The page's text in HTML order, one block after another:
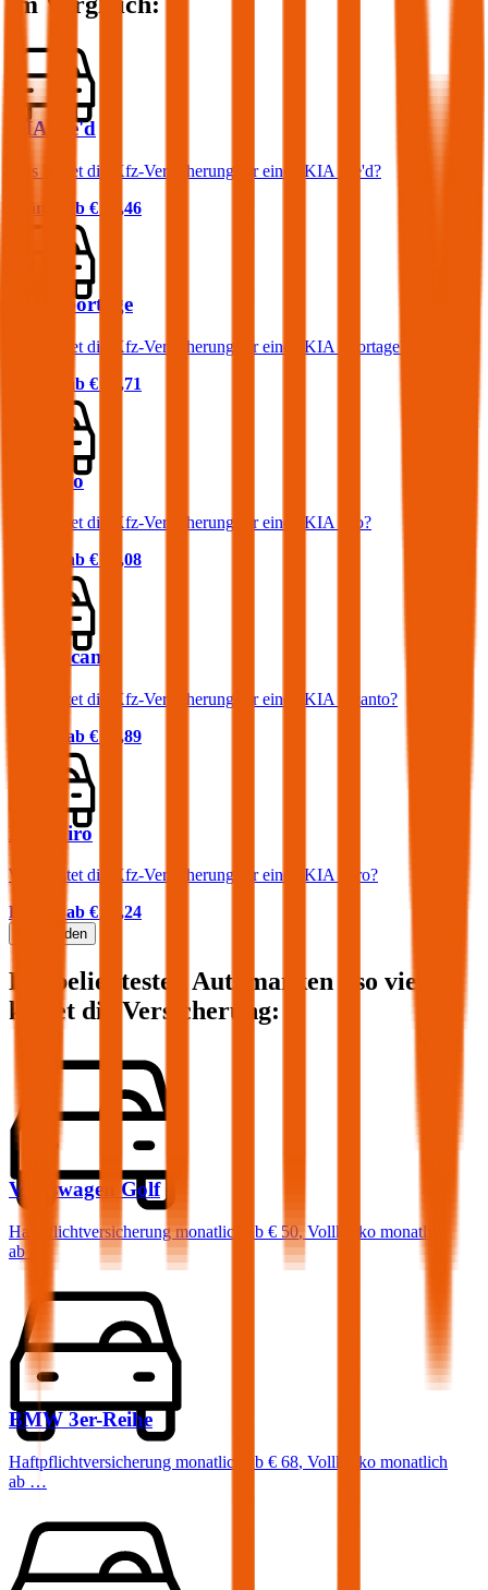
KIA cee'd
Was kostet die Kfz-Versicherung für einen KIA cee'd?
Prämie ab € 46,46
KIA Sportage
Was kostet die Kfz-Versicherung für einen KIA Sportage?
Prämie ab € 64,71
KIA Rio
Was kostet die Kfz-Versicherung für einen KIA Rio?
Prämie ab € 37,08
KIA Picanto
Was kostet die Kfz-Versicherung für einen KIA Picanto?
Prämie ab € 37,89
KIA Niro
Was kostet die Kfz-Versicherung für einen KIA Niro?
Prämie ab € 35,24
Mehr laden
Die beliebtesten Automarken - so viel
kostet die Versicherung:
Volkswagen Golf
Haftpflichtversicherung monatlich ab € 50,Vollkasko monatlich
ab …
BMW 3er-Reihe
Haftpflichtversicherung monatlich ab € 68, Vollkasko monatlich
ab …